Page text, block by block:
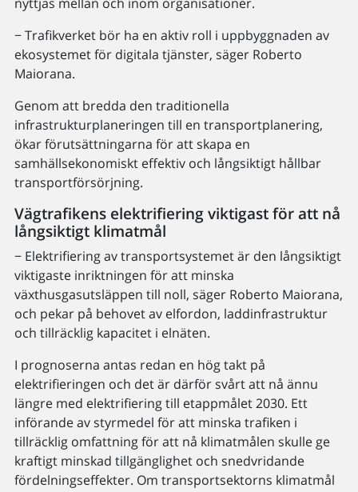
− Trafikverket bör ha en aktiv roll i uppbyggnaden av
ekosystemet för digitala tjänster, säger Roberto
Maiorana.
Genom att bredda den traditionella
infrastrukturplaneringen till en transportplanering,
ökar förutsättningarna för att skapa en
samhällsekonomiskt effektiv och långsiktigt hållbar
transportförsörjning.
Vägtrafikens elektrifiering viktigast för att nå
långsiktigt klimatmål
− Elektrifiering av transportsystemet är den långsiktigt
viktigaste inriktningen för att minska
växthusgasutsläppen till noll, säger Roberto Maiorana,
och pekar på behovet av elfordon, laddinfrastruktur
och tillräcklig kapacitet i elnäten.
I prognoserna antas redan en hög takt på
elektrifieringen och det är därför svårt att nå ännu
längre med elektrifiering till etappmålet 2030. Ett
införande av styrmedel för att minska trafiken i
tillräcklig omfattning för att nå klimatmålen skulle ge
kraftigt minskad tillgänglighet och snedvridande
fördelningseffekter. Om transportsektorns klimatmål